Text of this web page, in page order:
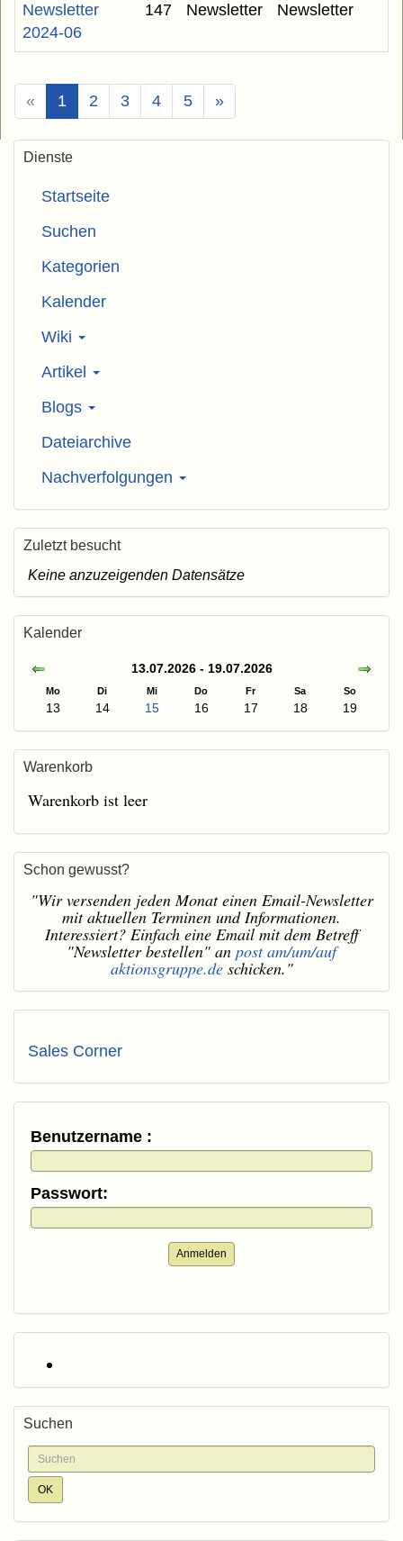
Newsletter
2024-06
147 Newsletter Newsletter
« 1 (Aktuell)
2 3 4 5 »
Dienste
Startseite
Suchen
Kategorien
Kalender
Wiki
Artikel
Blogs
Dateiarchive
Nachverfolgungen
Zuletzt besucht
Keine anzuzeigenden Datensätze
Kalender
13.07.2026 - 19.07.2026
Mo Di Mi Do Fr Sa So
13 14 15 16 17 18 19
Warenkorb
Warenkorb ist leer
Schon gewusst?
"Wir versenden jeden Monat einen Email-Newsletter
mit aktuellen Terminen und Informationen.
Interessiert? Einfach eine Email mit dem Betreff
"Newsletter bestellen" an post am/um/auf
aktionsgruppe.deschicken."
Sales Corner
Benutzername :
Passwort:
Anmelden
Suchen